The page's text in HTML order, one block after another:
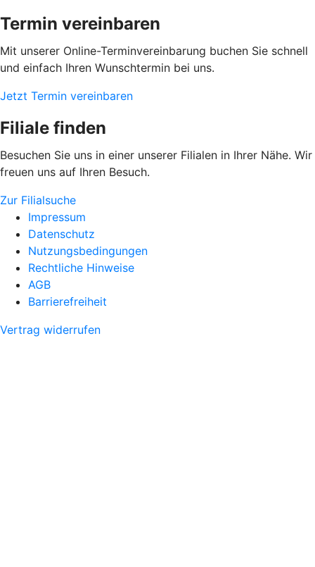
Termin vereinbaren
Mit unserer Online-Terminvereinbarung buchen Sie schnell
und einfach Ihren Wunschtermin bei uns.
Jetzt Termin vereinbaren
Filiale finden
Besuchen Sie uns in einer unserer Filialen in Ihrer Nähe. Wir
freuen uns auf Ihren Besuch.
Zur Filialsuche
Impressum
Datenschutz
Nutzungsbedingungen
Rechtliche Hinweise
AGB
Barrierefreiheit
Vertrag widerrufen